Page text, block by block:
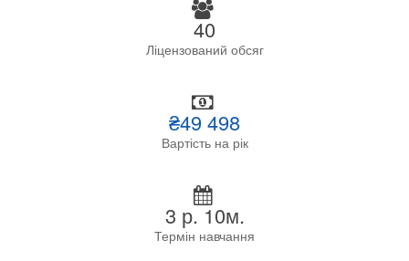
40
Ліцензований обсяг
₴49 498
Вартість на рік
3 р. 10м.
Термін навчання